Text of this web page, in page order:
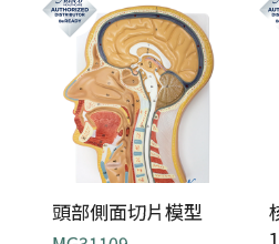
頭部側面切片模型